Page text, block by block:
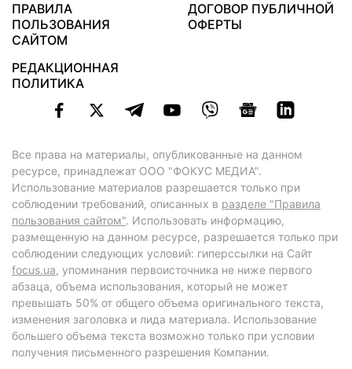
ПРАВИЛА
ПОЛЬЗОВАНИЯ
САЙТОМ
ДОГОВОР ПУБЛИЧНОЙ
ОФЕРТЫ
РЕДАКЦИОННАЯ
ПОЛИТИКА
Все права на материалы, опубликованные на данном
ресурсе, принадлежат ООО "ФОКУС МЕДИА".
Использование материалов разрешается только при
соблюдении требований, описанных в разделе "Правила
пользования сайтом". Использовать информацию,
размещенную на данном ресурсе, разрешается только при
соблюдении следующих условий: гиперссылки на Сайт
focus.ua, упоминания первоисточника не ниже первого
абзаца, объема использования, который не может
превышать 50% от общего объема оригинального текста,
изменения заголовка и лида материала. Использование
большего объема текста возможно только при условии
получения письменного разрешения Компании.